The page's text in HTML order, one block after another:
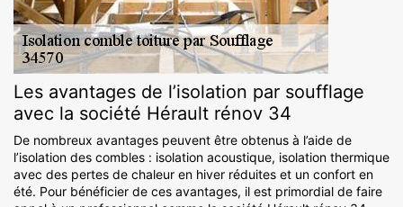
Les avantages de l’isolation par soufflage
avec la société Hérault rénov 34
De nombreux avantages peuvent être obtenus à l’aide de
l’isolation des combles : isolation acoustique, isolation thermique
avec des pertes de chaleur en hiver réduites et un confort en
été. Pour bénéficier de ces avantages, il est primordial de faire